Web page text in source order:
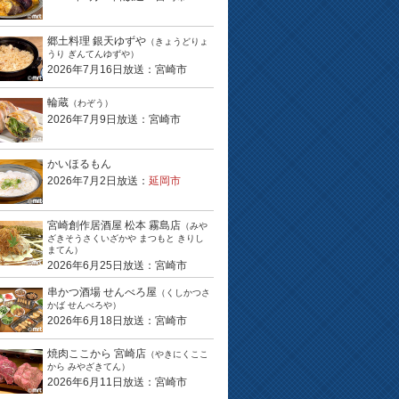
郷土料理 銀天ゆずや （きょうどりょ
うり ぎんてんゆずや）
2026年7月16日放送：宮崎市
輪蔵 （わぞう）
2026年7月9日放送：宮崎市
かいほるもん
2026年7月2日放送： 延岡市
宮崎創作居酒屋 松本 霧島店 （みや
ざきそうさくいざかや まつもと きりし
まてん）
2026年6月25日放送：宮崎市
串かつ酒場 せんべろ屋 （くしかつさ
かば せんべろや）
2026年6月18日放送：宮崎市
焼肉ここから 宮崎店 （やきにくここ
から みやざきてん）
2026年6月11日放送：宮崎市